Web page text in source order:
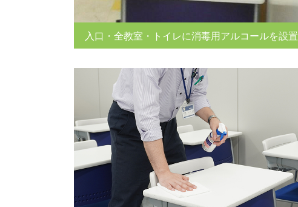
入口・全教室・トイレに消毒用アルコールを設置